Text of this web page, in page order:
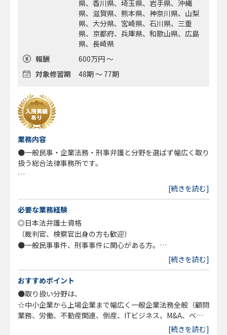
県、香川県、埼玉県、岩手県、沖縄
県、滋賀県、熊本県、神奈川県、山梨
県、大分県、宮崎県、石川県、三重
県、京都府、兵庫県、和歌山県、広島
県、長崎県
報酬
600万円 ～
対象修習期
48期 ～ 77期
業務内容
●一般民事・企業法務・刑事弁護と分野を選ばず幅広く取り
扱う総合法律事務所です。
◎従来型の法律事務所運営に疑問を感じ、新しいスタイルの
◎高い専門性（例えばM&A、国際法務等）を有しながら
も、弁護士大増員時代での顧客開拓に不安をかかえる弁護士
など、現状のご自身の境遇を打開しようとしている経験弁護
士の方は、ぜひ、ご検討ください。
※専門分野のチームリーダーを務めることができるレベルの
高い専門性を持った方や、
裁判官、検察官出身の方を歓迎します。
※これまで、顧客層の多い個人・中小企業からの依頼を中心
に対応してきましたが、
組織として大きな成長を遂げた結果、上場企業をはじめとす
[続きを読む]
必要な業務経験
◎日本法弁護士資格
（裁判官、検察官出身の方も歓迎）
●一般民事事件、刑事事件に関心がある方。
●Ｍ＆Ａ、国際法務、企業法務分野に関心がある方。国際契
●弁護士業がサービス業であることに理解があり、顧客に対
して親切かつ丁寧に対応できる方。
●自身の専門分野を積極的に開拓していこうとする意欲のあ
る方。
●固定観念にとらわれず、柔軟な思考ができる方、協調性の
[続きを読む]
おすすめポイント
●取り扱い分野は、
☆中小企業から上場企業まで幅広く一般企業法務全般（顧問
業務、労働、不動産関連、倒産、ITビジネス、M&A、ベン
チャー支援、IPO支援、海外進出支援・国際取引、紛争対
[続きを読む]